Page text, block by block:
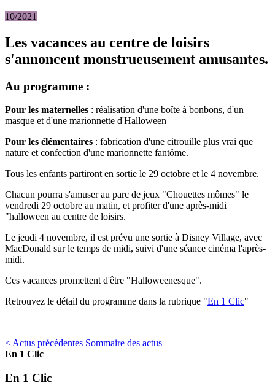
10/2021
Les vacances au centre de loisirs
s'annoncent monstrueusement amusantes.
Au programme :
Pour les maternelles : réalisation d'une boîte à bonbons, d'un
masque et d'une marionnette d'Halloween
Pour les élémentaires : fabrication d'une citrouille plus vrai que
nature et confection d'une marionnette fantôme.
Tous les enfants partiront en sortie le 29 octobre et le 4 novembre.
Chacun pourra s'amuser au parc de jeux "Chouettes mômes" le
vendredi 29 octobre au matin, et profiter d'une après-midi
"halloween au centre de loisirs.
Le jeudi 4 novembre, il est prévu une sortie à Disney Village, avec
MacDonald sur le temps de midi, suivi d'une séance cinéma l'après-
midi.
Ces vacances promettent d'être "Halloweenesque".
Retrouvez le détail du programme dans la rubrique "En 1 Clic"
< Actus précédentes Sommaire des actus
En 1 Clic
En 1 Clic